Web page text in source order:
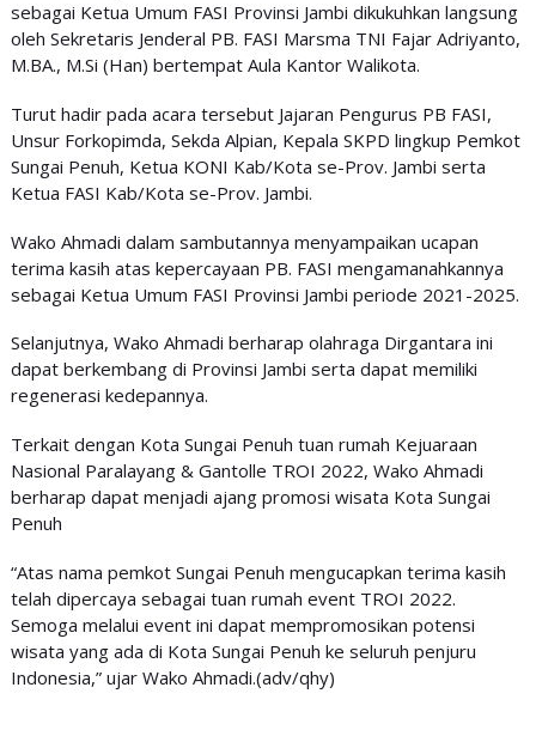
sebagai Ketua Umum FASI Provinsi Jambi dikukuhkan langsung
oleh Sekretaris Jenderal PB. FASI Marsma TNI Fajar Adriyanto,
M.BA., M.Si (Han) bertempat Aula Kantor Walikota.
Turut hadir pada acara tersebut Jajaran Pengurus PB FASI,
Unsur Forkopimda, Sekda Alpian, Kepala SKPD lingkup Pemkot
Sungai Penuh, Ketua KONI Kab/Kota se-Prov. Jambi serta
Ketua FASI Kab/Kota se-Prov. Jambi.
Wako Ahmadi dalam sambutannya menyampaikan ucapan
terima kasih atas kepercayaan PB. FASI mengamanahkannya
sebagai Ketua Umum FASI Provinsi Jambi periode 2021-2025.
Selanjutnya, Wako Ahmadi berharap olahraga Dirgantara ini
dapat berkembang di Provinsi Jambi serta dapat memiliki
regenerasi kedepannya.
Terkait dengan Kota Sungai Penuh tuan rumah Kejuaraan
Nasional Paralayang & Gantolle TROI 2022, Wako Ahmadi
berharap dapat menjadi ajang promosi wisata Kota Sungai
Penuh
“Atas nama pemkot Sungai Penuh mengucapkan terima kasih
telah dipercaya sebagai tuan rumah event TROI 2022.
Semoga melalui event ini dapat mempromosikan potensi
wisata yang ada di Kota Sungai Penuh ke seluruh penjuru
Indonesia,” ujar Wako Ahmadi.(adv/qhy)